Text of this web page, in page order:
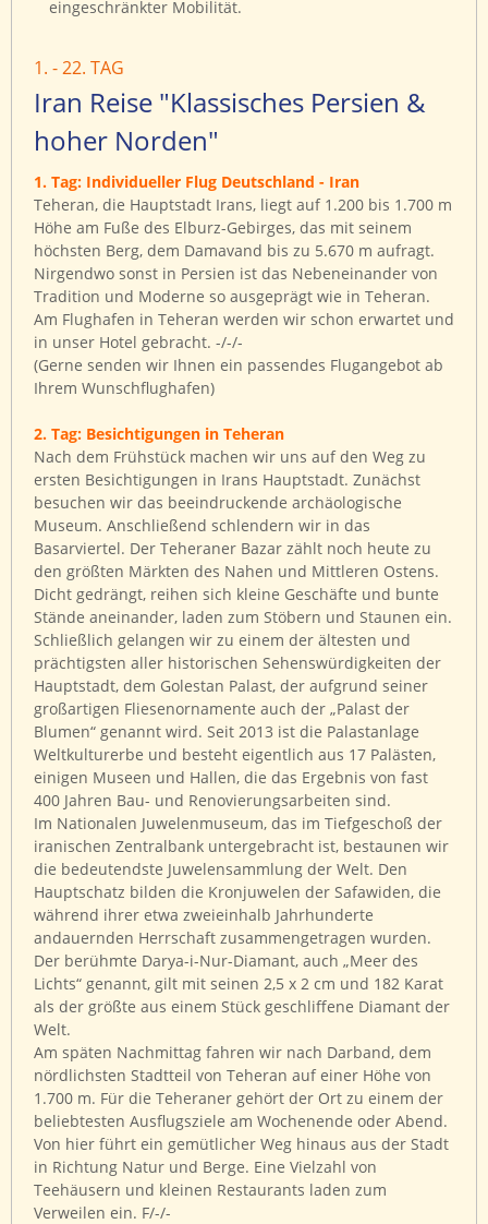
eingeschränkter Mobilität.
1. - 22. TAG
Iran Reise "Klassisches Persien &
hoher Norden"
1. Tag: Individueller Flug Deutschland - Iran
Teheran, die Hauptstadt Irans, liegt auf 1.200 bis 1.700 m
Höhe am Fuße des Elburz-Gebirges, das mit seinem
höchsten Berg, dem Damavand bis zu 5.670 m aufragt.
Nirgendwo sonst in Persien ist das Nebeneinander von
Tradition und Moderne so ausgeprägt wie in Teheran.
Am Flughafen in Teheran werden wir schon erwartet und
in unser Hotel gebracht. -/-/-
(Gerne senden wir Ihnen ein passendes Flugangebot ab
Ihrem Wunschflughafen)
2. Tag: Besichtigungen in Teheran
Nach dem Frühstück machen wir uns auf den Weg zu
ersten Besichtigungen in Irans Hauptstadt. Zunächst
besuchen wir das beeindruckende archäologische
Museum. Anschließend schlendern wir in das
Basarviertel. Der Teheraner Bazar zählt noch heute zu
den größten Märkten des Nahen und Mittleren Ostens.
Dicht gedrängt, reihen sich kleine Geschäfte und bunte
Stände aneinander, laden zum Stöbern und Staunen ein.
Schließlich gelangen wir zu einem der ältesten und
prächtigsten aller historischen Sehenswürdigkeiten der
Hauptstadt, dem Golestan Palast, der aufgrund seiner
großartigen Fliesenornamente auch der „Palast der
Blumen“ genannt wird. Seit 2013 ist die Palastanlage
Weltkulturerbe und besteht eigentlich aus 17 Palästen,
einigen Museen und Hallen, die das Ergebnis von fast
400 Jahren Bau- und Renovierungsarbeiten sind.
Im Nationalen Juwelenmuseum, das im Tiefgeschoß der
iranischen Zentralbank untergebracht ist, bestaunen wir
die bedeutendste Juwelensammlung der Welt. Den
Hauptschatz bilden die Kronjuwelen der Safawiden, die
während ihrer etwa zweieinhalb Jahrhunderte
andauernden Herrschaft zusammengetragen wurden.
Der berühmte Darya-i-Nur-Diamant, auch „Meer des
Lichts“ genannt, gilt mit seinen 2,5 x 2 cm und 182 Karat
als der größte aus einem Stück geschliffene Diamant der
Welt.
Am späten Nachmittag fahren wir nach Darband, dem
nördlichsten Stadtteil von Teheran auf einer Höhe von
1.700 m. Für die Teheraner gehört der Ort zu einem der
beliebtesten Ausflugsziele am Wochenende oder Abend.
Von hier führt ein gemütlicher Weg hinaus aus der Stadt
in Richtung Natur und Berge. Eine Vielzahl von
Teehäusern und kleinen Restaurants laden zum
Verweilen ein. F/-/-